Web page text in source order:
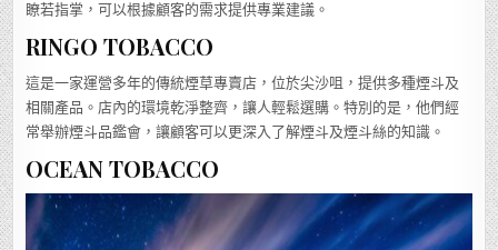
瞭若指掌，可以根據顧客的需求提供專業建議。
RINGO TOBACCO
這是一家運營多年的傳統煙草專賣店，位於尖沙咀，提供多種煙斗及
相關產品。店內的環境乾淨整齊，讓人輕鬆選購。特別的是，他們經
常舉辦煙斗品鑑會，讓顧客可以更深入了解煙斗及煙斗絲的知識。
OCEAN TOBACCO